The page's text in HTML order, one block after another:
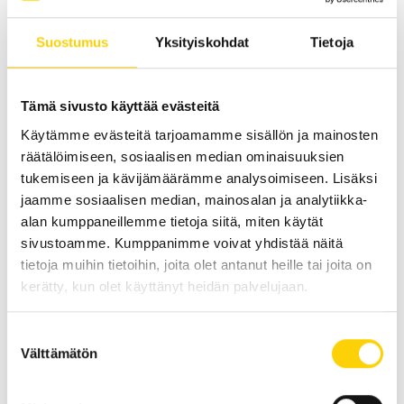
Suostumus Yksityiskohdat Tietoja
Tämä sivusto käyttää evästeitä
Käytämme evästeitä tarjoamamme sisällön ja mainosten
räätälöimiseen, sosiaalisen median ominaisuuksien
tukemiseen ja kävijämäärämme analysoimiseen. Lisäksi
jaamme sosiaalisen median, mainosalan ja analytiikka-
alan kumppaneillemme tietoja siitä, miten käytät
sivustoamme. Kumppanimme voivat yhdistää näitä
tietoja muihin tietoihin, joita olet antanut heille tai joita on
kerätty, kun olet käyttänyt heidän palvelujaan.
valinta
Välttämätön
päivitetä tehtyjä muokkauksia, jolloin piirustusten
perusteella suunniteltuun kunnossapitotyöhön joudutaan
tekemään muutoksia lennosta, ja tuotantokatkoksen
Teollisuudessa hydrauliikka on aina osa suurempaa
kokonaisuutta, ohjaten varsinaisia mekaanisia laitteita.
Siksi hydrauliikan komponentteja päivittäessä on tärkeää
ymmärtää, miten laitteisto on suunniteltu alunperin ja
miten uudet komponentit vaikuttavat kokonaistoimintaan.
Tällöin tärkeään rooliin nousevat ajantasainen
dokumentaatio sekä hydrauliikkalaitteiston ja sen
ominaisuuksien tunteminen – hydrauliikka-alan
ammattilaisen tärkeyttä ei siis voi liiaksi korostaa.
Ennakkoon tehty kartoitus säästää